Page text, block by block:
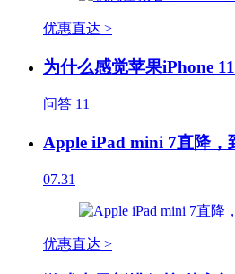
优惠直达 >
为什么感觉苹果iPhone
问答 11
Apple iPad mini 7直降，
07.31
优惠直达 >